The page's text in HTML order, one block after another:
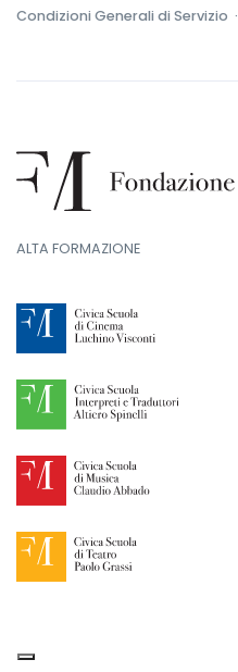
Condizioni Generali di Servizio ·
ALTA FORMAZIONE